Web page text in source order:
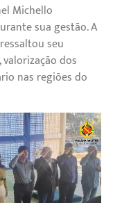
Michello
sua gestão. A
seu
dos
nas regiões do